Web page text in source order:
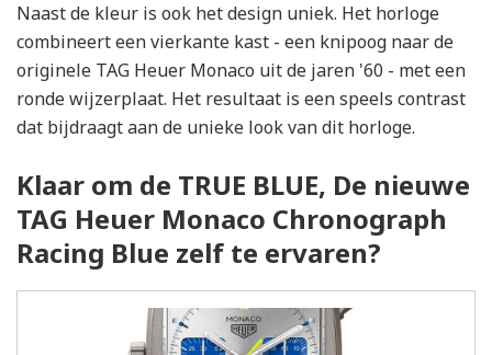
Naast de kleur is ook het design uniek. Het horloge
combineert een vierkante kast - een knipoog naar de
originele TAG Heuer Monaco uit de jaren '60 - met een
ronde wijzerplaat. Het resultaat is een speels contrast
dat bijdraagt aan de unieke look van dit horloge.
Klaar om de TRUE BLUE, De nieuwe
TAG Heuer Monaco Chronograph
Racing Blue zelf te ervaren?